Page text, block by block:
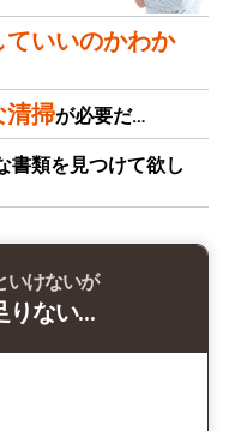
いいのかわか
清掃が必要だ…
書類を見つけて欲し
いけないが
りない…